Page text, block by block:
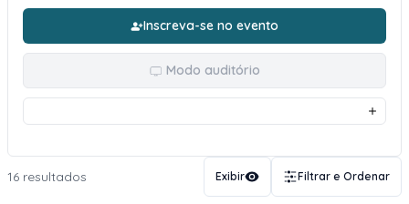
Inscreva-se no evento
Modo auditório
16 resultados Exibir Filtrar e Ordenar